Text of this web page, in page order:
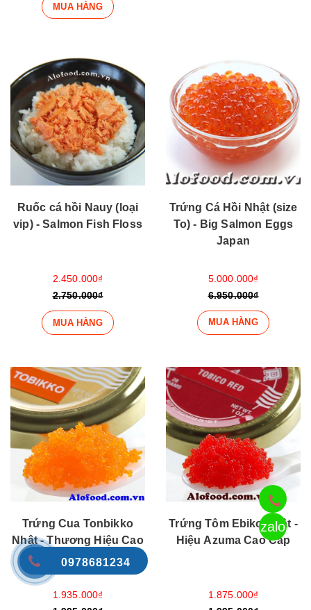
MUA HÀNG
Ruốc cá hồi Nauy (loại
vip) - Salmon Fish Floss
2.450.000₫
2.750.000₫
MUA HÀNG
Trứng Cá Hồi Nhật (size
To) - Big Salmon Eggs
Japan
5.000.000₫
6.950.000₫
MUA HÀNG
Trứng Cua Tonbikko
Nhật - Thương Hiệu Cao
Cấp Azuma
1.935.000₫
Trứng Tôm Ebiko Nhật -
Hiệu Azuma Cao Cấp
1.875.000₫
zalo
0978681234